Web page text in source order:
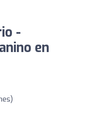
-
en